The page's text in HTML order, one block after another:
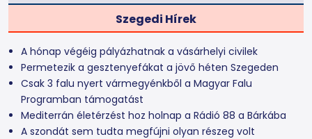
Szegedi Hírek
A hónap végéig pályázhatnak a vásárhelyi civilek
Permetezik a gesztenyefákat a jövő héten Szegeden
Csak 3 falu nyert vármegyénkből a Magyar Falu
Programban támogatást
Mediterrán életérzést hoz holnap a Rádió 88 a Bárkába
A szondát sem tudta megfújni olyan részeg volt